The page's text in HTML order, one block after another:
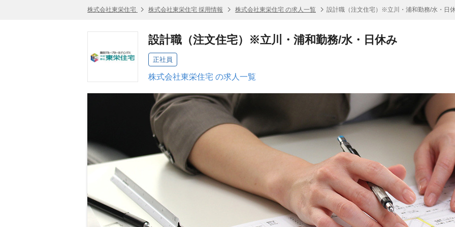
株式会社東栄住宅 株式会社東栄住宅 採用情報 株式会社東栄住宅 の求人一覧 設計職（注文住宅）※立川・浦和勤務/水・日
設計職（注文住宅）※立川・浦和勤務/水・日休み
正社員
株式会社東栄住宅 の求人一覧